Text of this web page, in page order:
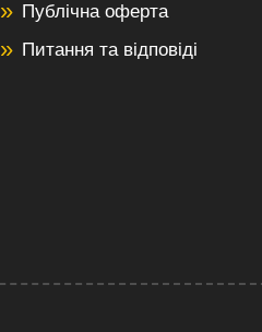
Публічна оферта
Питання та відповіді